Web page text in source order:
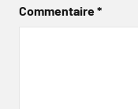
Commentaire*